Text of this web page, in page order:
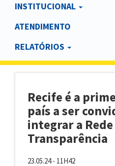
INSTITUCIONAL
ATENDIMENTO
RELATÓRIOS
Recife é a
país a ser
integrar a
Transparência
23.05.24 - 11H42